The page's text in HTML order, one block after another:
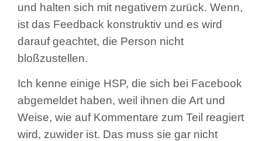
und halten sich mit negativem zurück. Wenn,
ist das Feedback konstruktiv und es wird
darauf geachtet, die Person nicht
bloßzustellen.
Ich kenne einige HSP, die sich bei Facebook
abgemeldet haben, weil ihnen die Art und
Weise, wie auf Kommentare zum Teil reagiert
wird, zuwider ist. Das muss sie gar nicht